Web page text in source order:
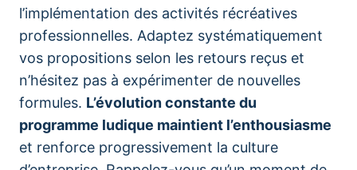
l’implémentation des activités récréatives
professionnelles. Adaptez systématiquement
vos propositions selon les retours reçus et
n’hésitez pas à expérimenter de nouvelles
formules. L’évolution constante du
programme ludique maintient l’enthousiasme
et renforce progressivement la culture